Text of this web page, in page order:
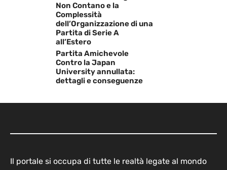
Non Contano e la
Complessità
dell’Organizzazione di una
Partita di Serie A
all’Estero
Partita Amichevole
Contro la Japan
University annullata:
dettagli e conseguenze
Il portale si occupa di tutte le realtà legate al mondo